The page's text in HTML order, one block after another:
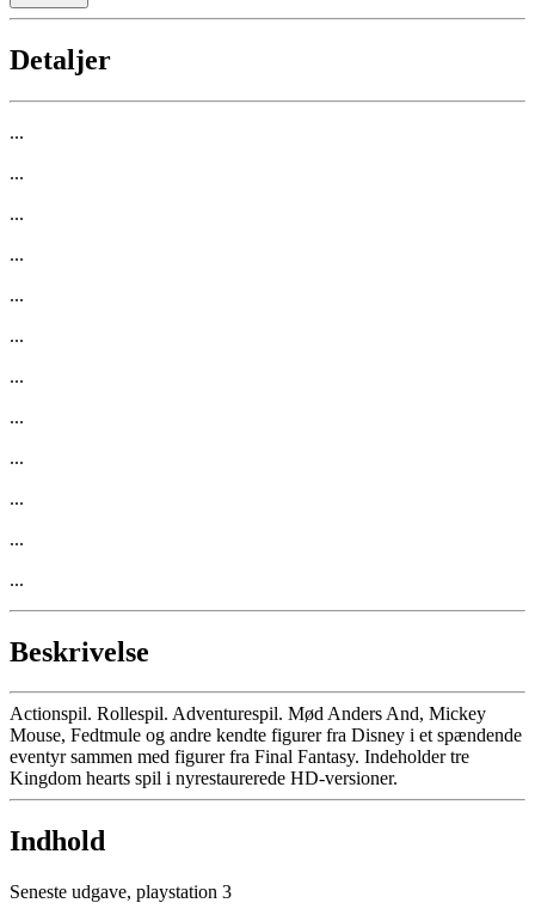
Detaljer
...
...
...
...
...
...
...
...
...
...
...
...
Beskrivelse
Actionspil. Rollespil. Adventurespil. Mød Anders And, Mickey
Mouse, Fedtmule og andre kendte figurer fra Disney i et spændende
eventyr sammen med figurer fra Final Fantasy. Indeholder tre
Kingdom hearts spil i nyrestaurerede HD-versioner.
Indhold
Seneste udgave, playstation 3